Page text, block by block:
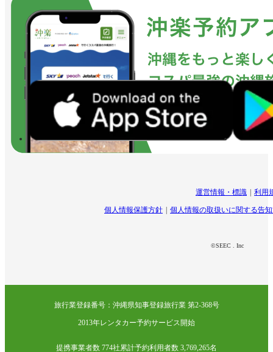
運営情報・標識 利用
個人情報保護方針 個人情報の取扱いに関する告
©SEEC . Inc
旅行業登録番号：沖縄県知事登録旅行業 第2-368号
2013年レンタカー予約サービス開始
提携事業者数 774社累計予約利用者数 3,769,265名